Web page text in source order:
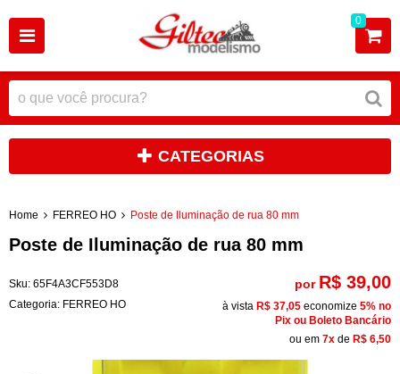
0
CATEGORIAS
Home FERREO HO Poste de Iluminação de rua 80 mm
Poste de Iluminação de rua 80 mm
Sku: 65F4A3CF553D8
Categoria: FERREO HO
por R$ 39,00
à vista R$ 37,05 economize 5% no
Pix ou Boleto Bancário
ou em 7x de R$ 6,50